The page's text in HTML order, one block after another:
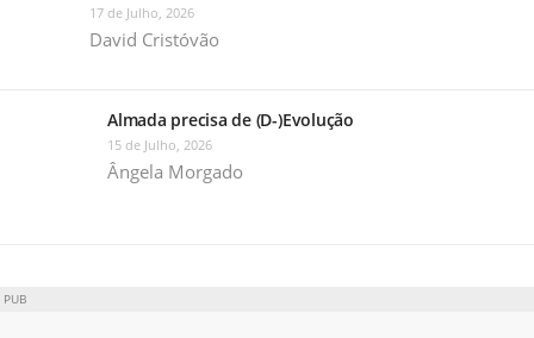
17 de Julho, 2026
David Cristóvão
Almada precisa de (D-)Evolução
15 de Julho, 2026
Ângela Morgado
PUB